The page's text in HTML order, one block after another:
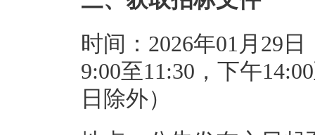
时间：2026年01月29
9:00至11:30，下午
日除外）